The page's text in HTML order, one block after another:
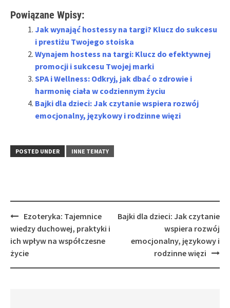
Powiązane Wpisy:
Jak wynająć hostessy na targi? Klucz do sukcesu
i prestiżu Twojego stoiska
Wynajem hostess na targi: Klucz do efektywnej
promocji i sukcesu Twojej marki
SPA i Wellness: Odkryj, jak dbać o zdrowie i
harmonię ciała w codziennym życiu
Bajki dla dzieci: Jak czytanie wspiera rozwój
emocjonalny, językowy i rodzinne więzi
POSTED UNDER INNE TEMATY
Post
navigation
Ezoteryka: Tajemnice
wiedzy duchowej, praktyki i
ich wpływ na współczesne
życie
Bajki dla dzieci: Jak czytanie
wspiera rozwój
emocjonalny, językowy i
rodzinne więzi